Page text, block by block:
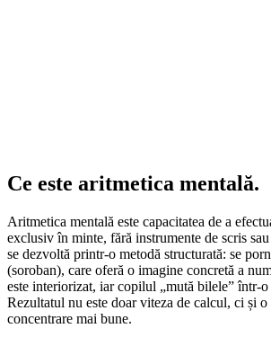
Ce este aritmetica mentală.
Aritmetica mentală este capacitatea de a
exclusiv în minte, fără instrumente de scris
se dezvoltă printr-o metodă structurată: se
(soroban), care oferă o imagine concretă a
este interiorizat, iar copilul „mută bilele” într-o
Rezultatul nu este doar viteza de calcul, ci și
concentrare mai bune.